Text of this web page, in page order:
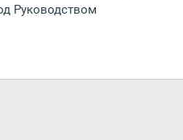
Руководством